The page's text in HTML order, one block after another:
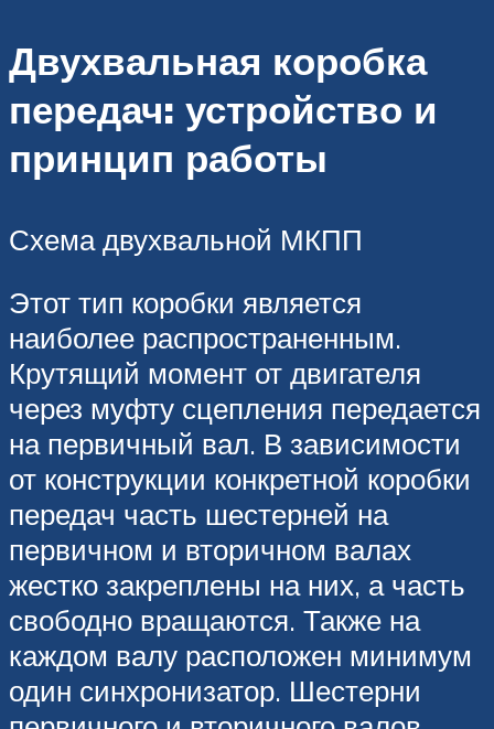
Двухвальная коробка
передач: устройство и
принцип работы
Схема двухвальной МКПП
Этот тип коробки является
наиболее распространенным.
Крутящий момент от двигателя
через муфту сцепления передается
на первичный вал. В зависимости
от конструкции конкретной коробки
передач часть шестерней на
первичном и вторичном валах
жестко закреплены на них, а часть
свободно вращаются. Также на
каждом валу расположен минимум
один синхронизатор. Шестерни